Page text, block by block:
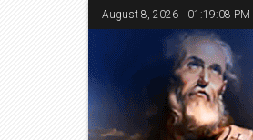
August 8, 2026 01:19:09 PM